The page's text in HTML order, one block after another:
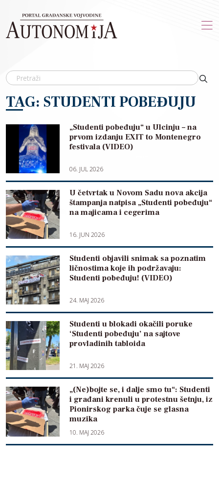
TAG: STUDENTI POBEĐUJU
„Studenti pobeđuju“ u Ulcinju – na
prvom izdanju EXIT to Montenegro
festivala (VIDEO)
06. JUL 2026
U četvrtak u Novom Sadu nova akcija
štampanja natpisa „Studenti pobeđuju“
na majicama i cegerima
16. JUN 2026
Studenti objavili snimak sa poznatim
ličnostima koje ih podržavaju:
Studenti pobeđuju! (VIDEO)
24. MAJ 2026
Studenti u blokadi okačili poruke
‘Studenti pobeđuju’ na sajtove
provladinih tabloida
21. MAJ 2026
„(Ne)bojte se, i dalje smo tu“: Studenti
i građani krenuli u protestnu šetnju, iz
Pionirskog parka čuje se glasna
muzika
10. MAJ 2026